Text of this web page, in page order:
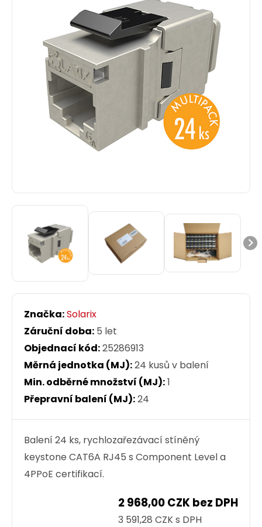
Značka:Solarix
Záruční doba: 5 let
Objednací kód:25286913
Měrná jednotka (MJ):24 kusů v balení
Min. odběrné množství (MJ):1
Přepravní balení (MJ):24
Balení 24 ks, rychlozařezávací stíněný
keystone CAT6A RJ45 s Component Level a
4PPoE certifikací.
2 968,00 CZK bez DPH
3 591,28 CZK s DPH